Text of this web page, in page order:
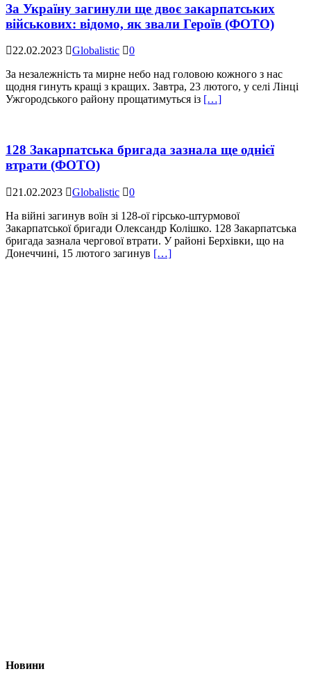
За Україну загинули ще двоє закарпатських
військових: відомо, як звали Героїв (ФОТО)
22.02.2023 Globalistic
0
За незалежність та мирне небо над головою кожного з нас
щодня гинуть кращі з кращих. Завтра, 23 лютого, у селі Лінці
Ужгородського району прощатимуться із […]
128 Закарпатська бригада зазнала ще однієї
втрати (ФОТО)
21.02.2023 Globalistic
0
На війні загинув воїн зі 128-ої гірсько-штурмової
Закарпатської бригади Олександр Колішко. 128 Закарпатська
бригада зазнала чергової втрати. У районі Берхівки, що на
Донеччині, 15 лютого загинув […]
Новини